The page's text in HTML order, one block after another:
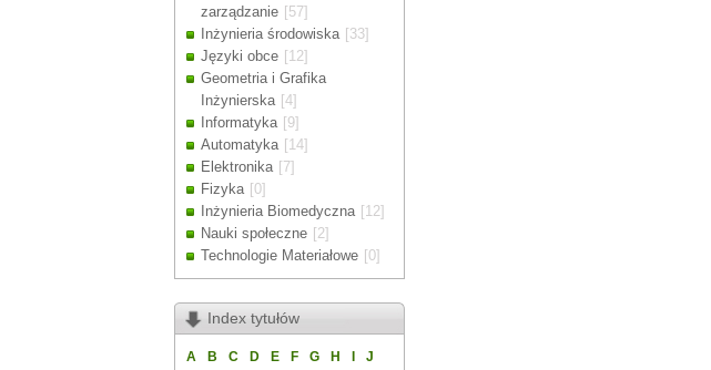
zarządzanie [57]
Inżynieria środowiska [33]
Języki obce [12]
Geometria i Grafika
Inżynierska [4]
Informatyka [9]
Automatyka [14]
Elektronika [7]
Fizyka [0]
Inżynieria Biomedyczna [12]
Nauki społeczne [2]
Technologie Materiałowe [0]
Index tytułów
A B C D E F G H
J